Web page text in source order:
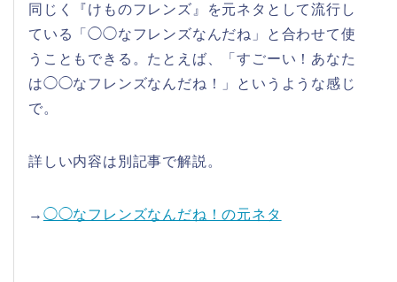
同じく『けものフレンズ』を元ネタとして流行し
ている「◯◯なフレンズなんだね」と合わせて使
うこともできる。たとえば、「すごーい！あなた
は◯◯なフレンズなんだね！」というような感じ
で。
詳しい内容は別記事で解説。
→ ◯◯なフレンズなんだね！の元ネタ